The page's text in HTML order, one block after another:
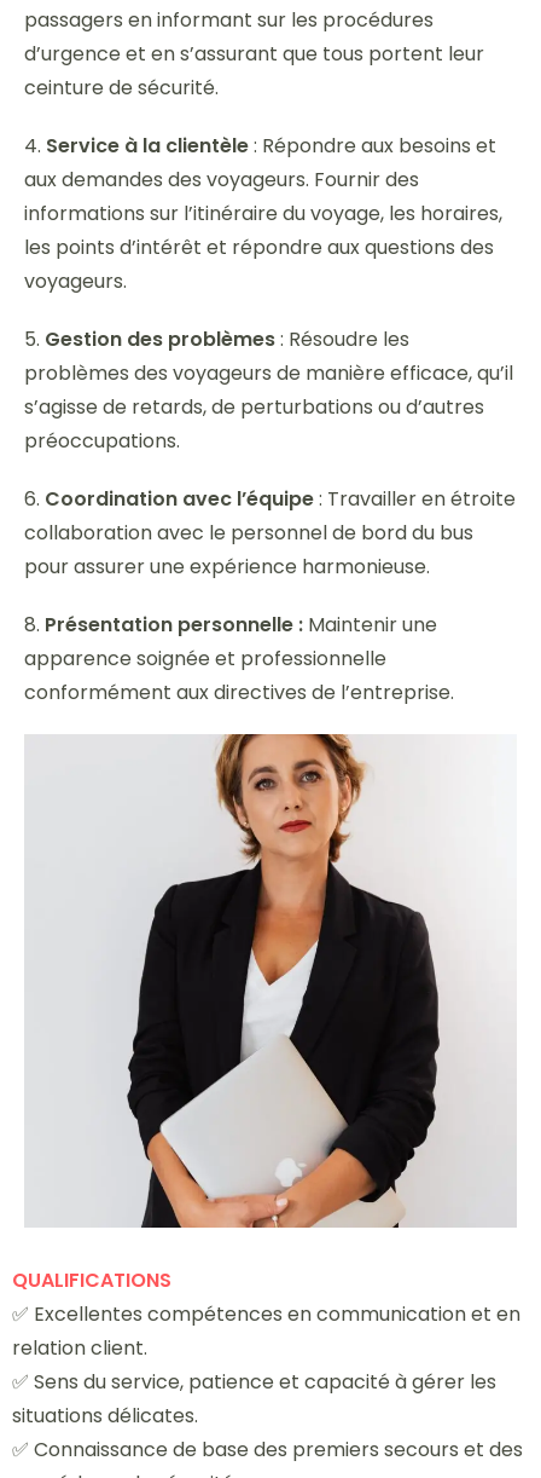
passagers en informant sur les procédures
d’urgence et en s’assurant que tous portent leur
ceinture de sécurité.
4. Service à la clientèle: Répondre aux besoins et
aux demandes des voyageurs. Fournir des
informations sur l’itinéraire du voyage, les horaires,
les points d’intérêt et répondre aux questions des
voyageurs.
5. Gestion des problèmes: Résoudre les
problèmes des voyageurs de manière efficace, qu’il
s’agisse de retards, de perturbations ou d’autres
préoccupations.
6. Coordination avec l’équipe: Travailler en étroite
collaboration avec le personnel de bord du bus
pour assurer une expérience harmonieuse.
8. Présentation personnelle : Maintenir une
apparence soignée et professionnelle
conformément aux directives de l’entreprise.
QUALIFICATIONS
✅ Excellentes compétences en communication et en
relation client.
✅ Sens du service, patience et capacité à gérer les
situations délicates.
✅ Connaissance de base des premiers secours et des